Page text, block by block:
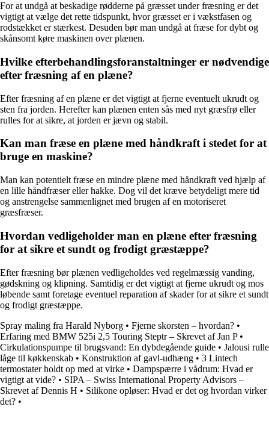
For at undgå at beskadige rødderne på græsset under fræsning er det
vigtigt at vælge det rette tidspunkt, hvor græsset er i vækstfasen og
rodstækket er stærkest. Desuden bør man undgå at fræse for dybt og
skånsomt køre maskinen over plænen.
Hvilke efterbehandlingsforanstaltninger er nødvendige
efter fræsning af en plæne?
Efter fræsning af en plæne er det vigtigt at fjerne eventuelt ukrudt og
sten fra jorden. Herefter kan plænen enten sås med nyt græsfrø eller
rulles for at sikre, at jorden er jævn og stabil.
Kan man fræse en plæne med håndkraft i stedet for at
bruge en maskine?
Man kan potentielt fræse en mindre plæne med håndkraft ved hjælp af
en lille håndfræser eller hakke. Dog vil det kræve betydeligt mere tid
og anstrengelse sammenlignet med brugen af en motoriseret
græsfræser.
Hvordan vedligeholder man en plæne efter fræsning
for at sikre et sundt og frodigt græstæppe?
Efter fræsning bør plænen vedligeholdes ved regelmæssig vanding,
gødskning og klipning. Samtidig er det vigtigt at fjerne ukrudt og mos
løbende samt foretage eventuel reparation af skader for at sikre et sundt
og frodigt græstæppe.
Spray maling fra Harald Nyborg • Fjerne skorsten – hvordan? •
Erfaring med BMW 525i 2,5 Touring Steptr – Skrevet af Jan P•
Cirkulationspumpe til brugsvand: En dybdegående guide • Jalousi rulle
låge til køkkenskab • Konstruktion af gavl-udhæng • 3 Lintech
termostater holdt op med at virke • Dampspærre i vådrum: Hvad er
vigtigt at vide? • SIPA – Swiss International Property Advisors –
Skrevet af Dennis H • Silikone opløser: Hvad er det og hvordan virker
det? •